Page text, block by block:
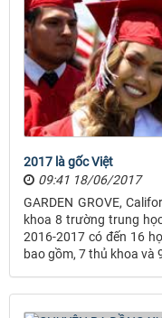
2017 là gốc Việt
09:41 18/06/2017
GARDEN GROVE,
khoa 8 trường trung
2016-2017 có đến 16
bao gồm, 7 thủ khoa và